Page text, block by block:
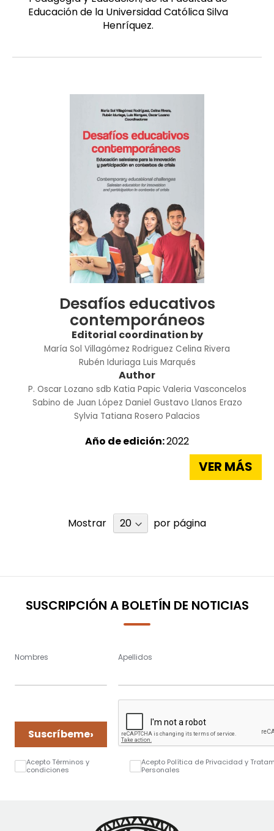
Educación de la Universidad Católica Silva
Henríquez.
Desafíos educativos
contemporáneos
Editorial coordination by
María Sol Villagómez Rodriguez Celina Rivera
Rubén Iduriaga Luis Marqués
Author
P. Oscar Lozano sdb Katia Papic Valeria Vasconcelos
Sabino de Juan López Daniel Gustavo Llanos Erazo
Sylvia Tatiana Rosero Palacios
Año de edición:2022
VER MÁS
Mostrar por página
SUSCRIPCIÓN A BOLETÍN DE NOTICIAS
Nombres Apellidos
Suscríbeme›
Acepto Términos y
condiciones
Acepto Política de Privacidad y
Personales